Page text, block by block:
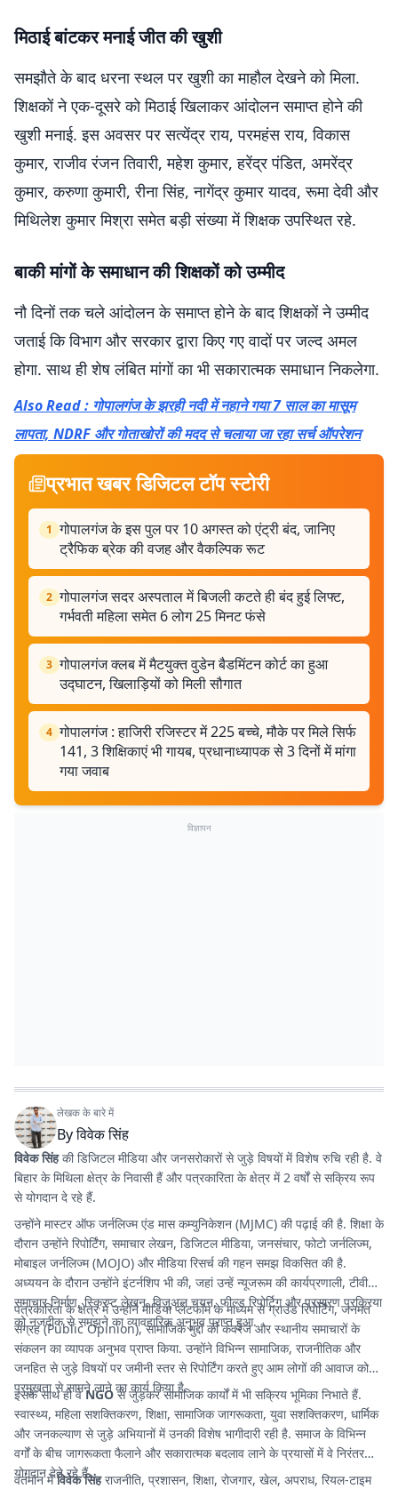
मिठाई बांटकर मनाई जीत की खुशी
समझौते के बाद धरना स्थल पर खुशी का माहौल देखने को मिला.
शिक्षकों ने एक-दूसरे को मिठाई खिलाकर आंदोलन समाप्त होने की
खुशी मनाई. इस अवसर पर सत्येंद्र राय, परमहंस राय, विकास
कुमार, राजीव रंजन तिवारी, महेश कुमार, हरेंद्र पंडित, अमरेंद्र
कुमार, करुणा कुमारी, रीना सिंह, नागेंद्र कुमार यादव, रूमा देवी और
मिथिलेश कुमार मिश्रा समेत बड़ी संख्या में शिक्षक उपस्थित रहे.
बाकी मांगों के समाधान की शिक्षकों को उम्मीद
नौ दिनों तक चले आंदोलन के समाप्त होने के बाद शिक्षकों ने उम्मीद
जताई कि विभाग और सरकार द्वारा किए गए वादों पर जल्द अमल
होगा. साथ ही शेष लंबित मांगों का भी सकारात्मक समाधान निकलेगा.
Also Read : गोपालगंज के झरही नदी में नहाने गया 7 साल का मासूम
लापता, NDRF और गोताखोरों की मदद से चलाया जा रहा सर्च ऑपरेशन
प्रभात खबर डिजिटल टॉप स्टोरी
1 गोपालगंज के इस पुल पर 10 अगस्त को एंट्री बंद, जानिए
ट्रैफिक ब्रेक की वजह और वैकल्पिक रूट
2 गोपालगंज सदर अस्पताल में बिजली कटते ही बंद हुई लिफ्ट,
गर्भवती महिला समेत 6 लोग 25 मिनट फंसे
3 गोपालगंज क्लब में मैटयुक्त वुडेन बैडमिंटन कोर्ट का हुआ
उद्घाटन, खिलाड़ियों को मिली सौगात
4 गोपालगंज : हाजिरी रजिस्टर में 225 बच्चे, मौके पर मिले सिर्फ
141, 3 शिक्षिकाएं भी गायब, प्रधानाध्यापक से 3 दिनों में मांगा
गया जवाब
विज्ञापन
लेखक के बारे में
Byविवेक सिंह
विवेक सिंहकी डिजिटल मीडिया और जनसरोकारों से जुड़े विषयों में विशेष रुचि रही है. वे
बिहार के मिथिला क्षेत्र के निवासी हैं और पत्रकारिता के क्षेत्र में 2 वर्षों से सक्रिय रूप
से योगदान दे रहे हैं.
उन्होंने मास्टर ऑफ जर्नलिज्म एंड मास कम्युनिकेशन (MJMC) की पढ़ाई की है. शिक्षा के
दौरान उन्होंने रिपोर्टिंग, समाचार लेखन, डिजिटल मीडिया, जनसंचार, फोटो जर्नलिज्म,
मोबाइल जर्नलिज्म (MOJO) और मीडिया रिसर्च की गहन समझ विकसित की है.
अध्ययन के दौरान उन्होंने इंटर्नशिप भी की, जहां उन्हें न्यूजरूम की कार्यप्रणाली, टीवी
समाचार निर्माण, स्क्रिप्ट लेखन, विजुअल चयन, फील्ड रिपोर्टिग और प्रसारण प्रक्रिया
को नजदीक से समझने का व्यावहारिक अनुभव प्राप्त हुआ.
पत्रकारिता के क्षेत्र में उन्होंने मीडिया प्लेटफॉर्म के माध्यम से ग्राउंड रिपोर्टिंग, जनमत
संग्रह (Public Opinion), सामाजिक मुद्दों की कवरेज और स्थानीय समाचारों के
संकलन का व्यापक अनुभव प्राप्त किया. उन्होंने विभिन्न सामाजिक, राजनीतिक और
जनहित से जुड़े विषयों पर जमीनी स्तर से रिपोर्टिंग करते हुए आम लोगों की आवाज को
प्रमुखता से सामने लाने का कार्य किया है.
इसके साथ ही वेNGOसे जुड़कर सामाजिक कार्यों में भी सक्रिय भूमिका निभाते हैं.
स्वास्थ्य, महिला सशक्तिकरण, शिक्षा, सामाजिक जागरूकता, युवा सशक्तिकरण, धार्मिक
और जनकल्याण से जुड़े अभियानों में उनकी विशेष भागीदारी रही है. समाज के विभिन्न
वर्गों के बीच जागरूकता फैलाने और सकारात्मक बदलाव लाने के प्रयासों में वे निरंतर
योगदान देते रहे हैं.
वर्तमान मेंविवेक सिंहराजनीति, प्रशासन, शिक्षा, रोजगार, खेल, अपराध, रियल-टाइम